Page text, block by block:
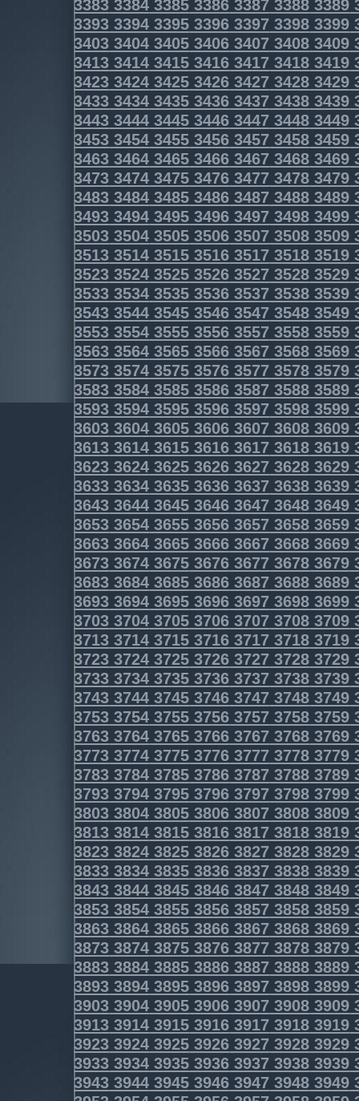
3383 3384 3385 3386 3387 3388 3389
3393 3394 3395 3396 3397 3398 3399
3403 3404 3405 3406 3407 3408 3409
3413 3414 3415 3416 3417 3418 3419
3423 3424 3425 3426 3427 3428 3429
3433 3434 3435 3436 3437 3438 3439
3443 3444 3445 3446 3447 3448 3449
3453 3454 3455 3456 3457 3458 3459
3463 3464 3465 3466 3467 3468 3469
3473 3474 3475 3476 3477 3478 3479
3483 3484 3485 3486 3487 3488 3489
3493 3494 3495 3496 3497 3498 3499
3503 3504 3505 3506 3507 3508 3509
3513 3514 3515 3516 3517 3518 3519
3523 3524 3525 3526 3527 3528 3529
3533 3534 3535 3536 3537 3538 3539
3543 3544 3545 3546 3547 3548 3549
3553 3554 3555 3556 3557 3558 3559
3563 3564 3565 3566 3567 3568 3569
3573 3574 3575 3576 3577 3578 3579
3583 3584 3585 3586 3587 3588 3589
3593 3594 3595 3596 3597 3598 3599
3603 3604 3605 3606 3607 3608 3609
3613 3614 3615 3616 3617 3618 3619
3623 3624 3625 3626 3627 3628 3629
3633 3634 3635 3636 3637 3638 3639
3643 3644 3645 3646 3647 3648 3649
3653 3654 3655 3656 3657 3658 3659
3663 3664 3665 3666 3667 3668 3669
3673 3674 3675 3676 3677 3678 3679
3683 3684 3685 3686 3687 3688 3689
3693 3694 3695 3696 3697 3698 3699
3703 3704 3705 3706 3707 3708 3709
3713 3714 3715 3716 3717 3718 3719
3723 3724 3725 3726 3727 3728 3729
3733 3734 3735 3736 3737 3738 3739
3743 3744 3745 3746 3747 3748 3749
3753 3754 3755 3756 3757 3758 3759
3763 3764 3765 3766 3767 3768 3769
3773 3774 3775 3776 3777 3778 3779
3783 3784 3785 3786 3787 3788 3789
3793 3794 3795 3796 3797 3798 3799
3803 3804 3805 3806 3807 3808 3809
3813 3814 3815 3816 3817 3818 3819
3823 3824 3825 3826 3827 3828 3829
3833 3834 3835 3836 3837 3838 3839
3843 3844 3845 3846 3847 3848 3849
3853 3854 3855 3856 3857 3858 3859
3863 3864 3865 3866 3867 3868 3869
3873 3874 3875 3876 3877 3878 3879
3883 3884 3885 3886 3887 3888 3889
3893 3894 3895 3896 3897 3898 3899
3903 3904 3905 3906 3907 3908 3909
3913 3914 3915 3916 3917 3918 3919
3923 3924 3925 3926 3927 3928 3929
3933 3934 3935 3936 3937 3938 3939
3943 3944 3945 3946 3947 3948 3949